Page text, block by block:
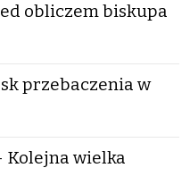
obliczem biskupa
przebaczenia w
Kolejna wielka